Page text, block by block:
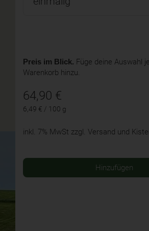
Preis im Blick. Füge deine Auswahl
Warenkorb hinzu.
64,90 €
6,49 € / 100 g
inkl. 7% MwSt zzgl. Versand und
Hinzufügen